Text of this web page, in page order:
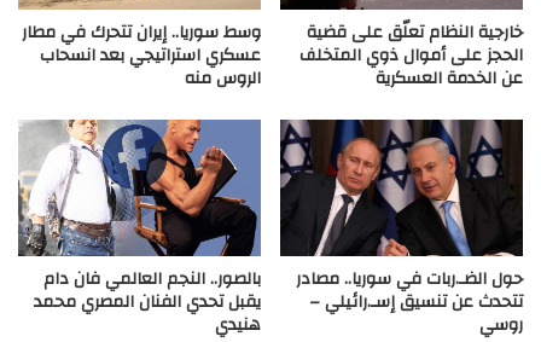
خارجية النظام تعلّق على قضية
الحجز على أموال ذوي المتخلف
عن الخدمة العسكرية
وسط سوريا.. إيران تتحرك في مطار
عسكري استراتيجي بعد انسحاب
الروس منه
حول الضـ.ربات في سوريا.. مصادر
تتحدث عن تنسيق إسـ.رائيلي –
روسي
بالصور.. النجم العالمي فان دام
يقبل تحدي الفنان المصري محمد
هنيدي